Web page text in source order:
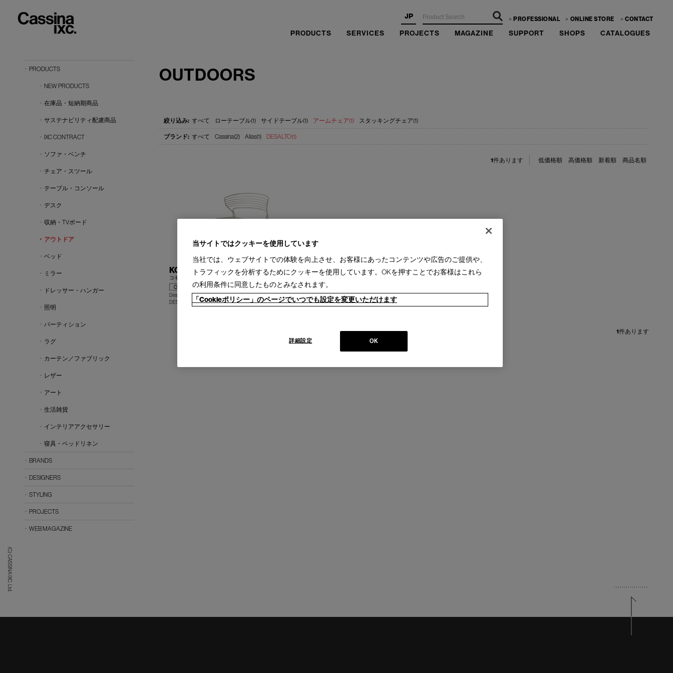
JP PROFESSIONAL ONLINE STORE CONTACT
PRODUCTS SERVICES PROJECTS MAGAZINE SUPPORT SHOPS CATALOGUES
(C) CASSINA IXC. Ltd.
OUTDOORS
すべて ローテーブル(1) サイドテーブル(1) アームチェア(1) スタッキングチェア(1)
すべて Cassina(2) Alias(1) DESALTO(1)
低価格順 高価格順 新着順 商品名順
1件あります
KOKI WIRE OUTDOOR
コキ ワイヤー アウトドア ラウンジチェア
Design : POCCI＋DONDOLI
DESALTO
+
1件あります
PRODUCTS
NEW PRODUCTS
在庫品・短納期商品
サステナビリティ配慮商品
IXC CONTRACT
ソファ・ベンチ
チェア・スツール
テーブル・コンソール
デスク
収納・TVボード
アウトドア
ベッド
ミラー
ドレッサー・ハンガー
照明
パーティション
ラグ
カーテン／ファブリック
レザー
アート
生活雑貨
インテリアアクセサリー
寝具・ベッドリネン
BRANDS
DESIGNERS
STYLING
PROJECTS
WEB MAGAZINE
当サイトではクッキーを使用しています
当社では、ウェブサイトでの体験を向上させ、お客様にあったコンテンツや広告のご提供や、
トラフィックを分析するためにクッキーを使用しています。OKを押すことでお客様はこれら
の利用条件に同意したものとみなされます。
「Cookieポリシー」のページでいつでも設定を変更いただけます
OK
詳細設定